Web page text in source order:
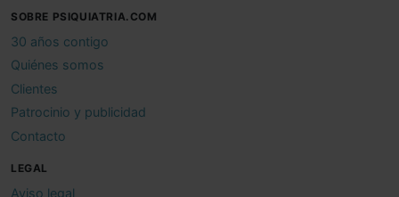
SOBRE PSIQUIATRIA.COM
30 años contigo
Quiénes somos
Clientes
Patrocinio y publicidad
Contacto
LEGAL
Aviso legal